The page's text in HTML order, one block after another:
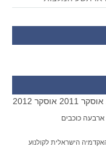
אוסקר 2011 אוסקר 2012
ארבעה כוכבים
הישראלית לקולנוע